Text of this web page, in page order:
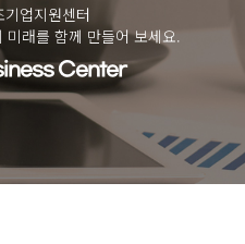
업지원센터
미래를 함께 만들어 보세요.
Center